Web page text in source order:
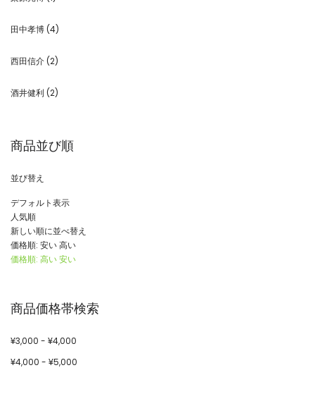
田中孝博 (4)
西田信介 (2)
酒井健利 (2)
商品並び順
並び替え
デフォルト表示
人気順
新しい順に並べ替え
価格順: 安い 高い
価格順: 高い 安い
商品価格帯検索
¥3,000 - ¥4,000
¥4,000 - ¥5,000